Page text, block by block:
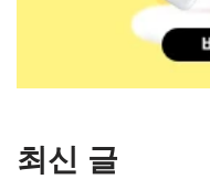
최신 글